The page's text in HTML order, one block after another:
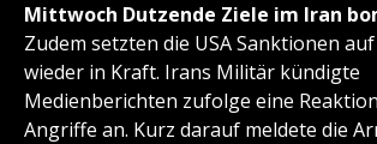
Mittwoch Dutzende Ziele im Iran
Zudem setzten die USA Sanktionen
wieder in Kraft. Irans Militär kündigte
Medienberichten zufolge eine
Angriffe an. Kurz darauf meldete die